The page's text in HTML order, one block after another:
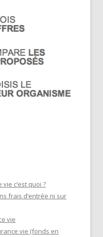
c’est quoi ?
frais d’entrée ni sur
vie
vie (fonds en